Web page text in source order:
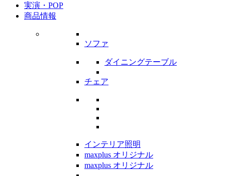
実演・POP
商品情報
ソファ
ダイニングテーブル
チェア
インテリア照明
maxplus オリジナル
maxplus オリジナル